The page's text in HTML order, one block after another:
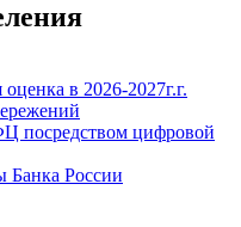
оценка в 2026-2027г.г.
посредством цифровой
Банка России